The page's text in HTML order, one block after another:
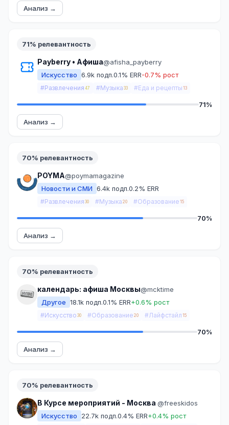
Анализ →
71% релевантность
Payberry • Афиша@afisha_payberry
Искусство 6.9k подп.0.1% ERR-0.7% рост
#Развлечения 47 #Музыка 33 #Еда и рецепты 13
71%
Анализ →
70% релевантность
POYMA@poymamagazine
Новости и СМИ 6.4k подп.0.2% ERR
#Развлечения 30 #Музыка 20 #Образование 15
70%
Анализ →
70% релевантность
календарь: афиша Москвы@mcktime
Другое 18.1k подп.0.1% ERR+0.6% рост
#Искусство 30 #Образование 20 #Лайфстайл 15
70%
Анализ →
70% релевантность
В Курсе мероприятий - Москва ️ @freeskidos
Искусство
22.7k подп.0.4% ERR+0.4% рост